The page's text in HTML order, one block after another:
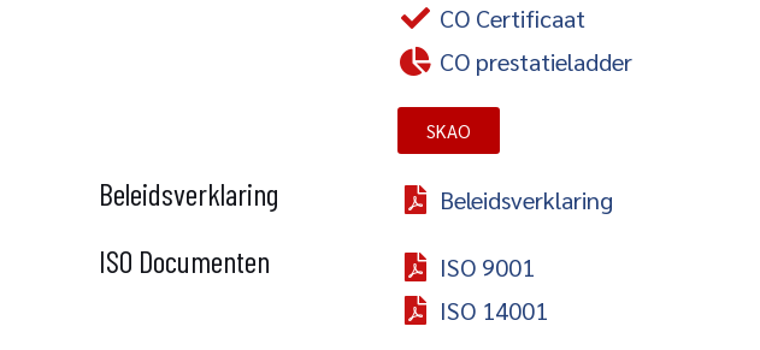
CO Certificaat
CO prestatieladder
SKAO
Beleidsverklaring Beleidsverklaring
ISO Documenten
ISO 9001
ISO 14001